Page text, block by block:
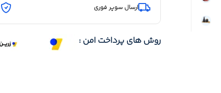
ارسال سوپر فوری
روش های پرداخت امن :